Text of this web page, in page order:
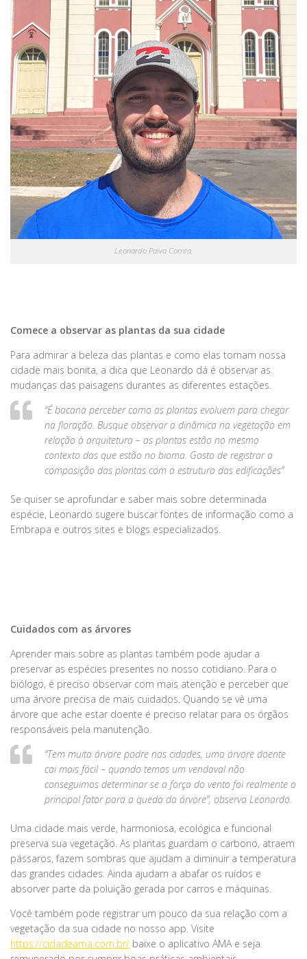
Leonardo Paiva Correa.
Comece a observar as plantas da sua cidade
Para admirar a beleza das plantas e como elas tornam nossa
cidade mais bonita, a dica que Leonardo dá é observar as
mudanças das paisagens durantes as diferentes estações.
“É bacana perceber como as plantas evoluem para chegar
na floração. Busque observar a dinâmica na vegetação em
relação à arquitetura – as plantas estão no mesmo
contexto das que estão no bioma. Gosto de registrar a
composição das plantas com a estrutura das edificações”
Se quiser se aprofundar e saber mais sobre determinada
espécie, Leonardo sugere buscar fontes de informação como a
Embrapa e outros sites e blogs especializados.
Cuidados com as árvores
Aprender mais sobre as plantas também pode ajudar a
preservar as espécies presentes no nosso cotidiano. Para o
biólogo, é preciso observar com mais atenção e perceber que
uma árvore precisa de mais cuidados. Quando se vê uma
árvore que ache estar doente é preciso relatar para os órgãos
responsáveis pela manutenção.
“Tem muita árvore podre nas cidades, uma árvore doente
cai mais fácil – quando temos um vendaval não
conseguimos determinar se a força do vento foi realmente o
principal fator para a queda da árvore”, observa Leonardo.
Uma cidade mais verde, harmoniosa, ecológica e funcional
preserva sua vegetação. As plantas guardam o carbono, atraem
pássaros, fazem sombras que ajudam a diminuir a temperatura
das grandes cidades. Ainda ajudam a abafar os ruídos e
absorver parte da poluição gerada por carros e máquinas.
Você também pode registrar um pouco da sua relação com a
vegetação da sua cidade no nosso app. Visite
https://cidadeama.com.br/ baixe o aplicativo AMA e seja